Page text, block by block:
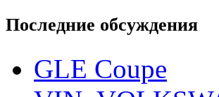
Последние обсуждения
GLE Coupe